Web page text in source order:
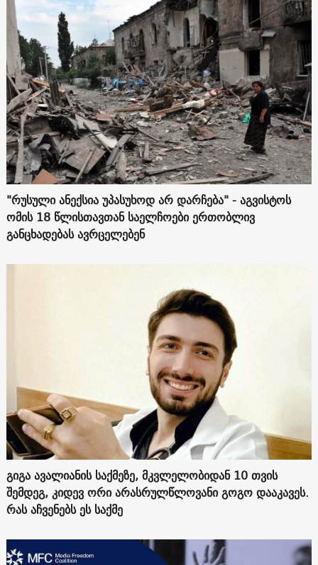
"რუსული ანექსია უპასუხოდ არ დარჩება" - აგვისტოს
ომის 18 წლისთავთან საელჩოები ერთობლივ
განცხადებას ავრცელებენ
გიგა ავალიანის საქმეზე, მკვლელობიდან 10 თვის
შემდეგ, კიდევ ორი არასრულწლოვანი გოგო დააკავეს.
რას აჩვენებს ეს საქმე